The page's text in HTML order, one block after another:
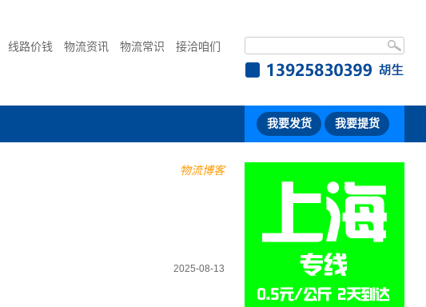
线路价钱 物流资讯 物流常识 接洽咱们
我要发货 我要提货
物流博客
2025-08-13